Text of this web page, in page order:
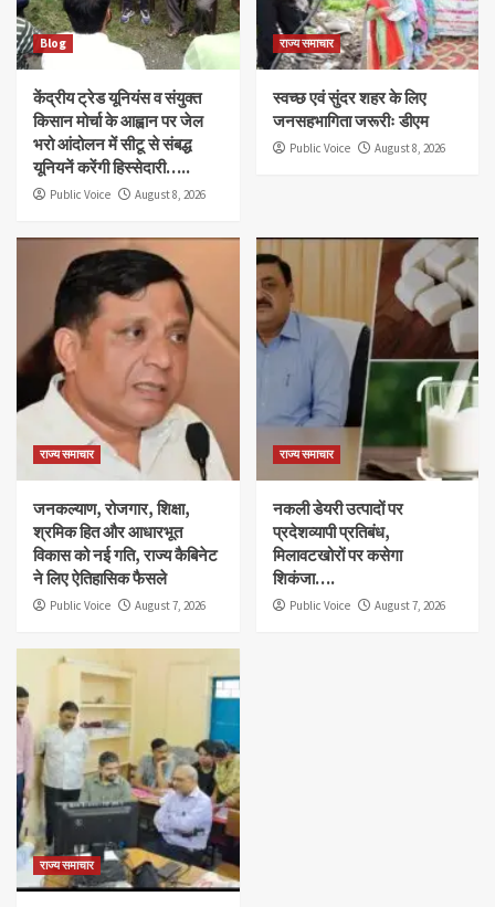
Blog
केंद्रीय ट्रेड यूनियंस व संयुक्त
किसान मोर्चा के आह्वान पर जेल
भरो आंदोलन में सीटू से संबद्ध
यूनियनें करेंगी हिस्सेदारी…..
Public Voice August 8, 2026
राज्य समाचार
स्वच्छ एवं सुंदर शहर के लिए
जनसहभागिता जरूरीः डीएम
Public Voice August 8, 2026
राज्य समाचार
जनकल्याण, रोजगार, शिक्षा,
श्रमिक हित और आधारभूत
विकास को नई गति, राज्य कैबिनेट
ने लिए ऐतिहासिक फैसले
Public Voice August 7, 2026
राज्य समाचार
नकली डेयरी उत्पादों पर
प्रदेशव्यापी प्रतिबंध,
मिलावटखोरों पर कसेगा
शिकंजा….
Public Voice August 7, 2026
राज्य समाचार